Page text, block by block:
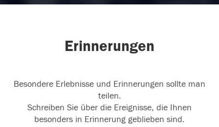
Erinnerungen
Besondere Erlebnisse und Erinnerungen sollte man
teilen.
Schreiben Sie über die Ereignisse, die Ihnen
besonders in Erinnerung geblieben sind.